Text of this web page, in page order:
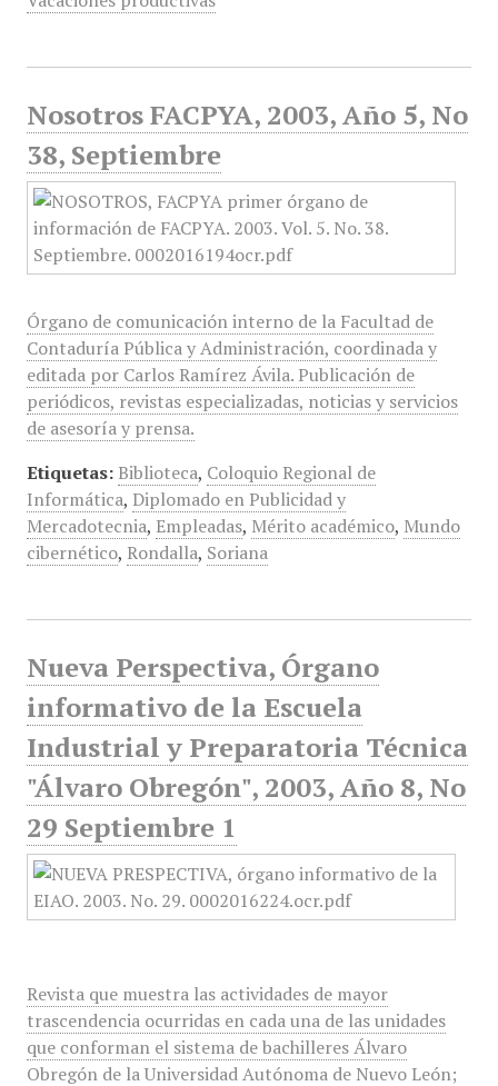
Nosotros FACPYA, 2003, Año 5, No
38, Septiembre
Órgano de comunicación interno de la Facultad de
Contaduría Pública y Administración, coordinada y
editada por Carlos Ramírez Ávila. Publicación de
periódicos, revistas especializadas, noticias y servicios
de asesoría y prensa.
Etiquetas: Biblioteca, Coloquio Regional de
Informática, Diplomado en Publicidad y
Mercadotecnia, Empleadas, Mérito académico, Mundo
cibernético, Rondalla, Soriana
Nueva Perspectiva, Órgano
informativo de la Escuela
Industrial y Preparatoria Técnica
"Álvaro Obregón", 2003, Año 8, No
29 Septiembre 1
Revista que muestra las actividades de mayor
trascendencia ocurridas en cada una de las unidades
que conforman el sistema de bachilleres Álvaro
Obregón de la Universidad Autónoma de Nuevo León;